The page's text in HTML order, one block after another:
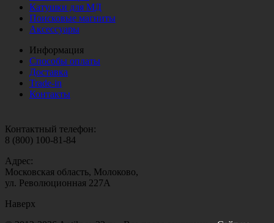
Катушки для МД
Поисковые магниты
Аксессуары
Информация
Способы оплаты
Доставка
Trade-in
Контакты
Контактный телефон:
8 (800) 100-81-84
Адрес:
Московская область, Молоково,
ул. Революционная 227А
Наверх